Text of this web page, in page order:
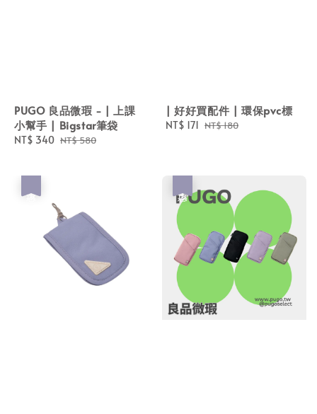
PUGO 良品微瑕 - | 上課
小幫手 | Bigstar筆袋
Sale
NT$ 340 Regular
NT$ 580
| 好好買配件 | 環保pvc標
Sale
NT$ 171 Regular
NT$ 180